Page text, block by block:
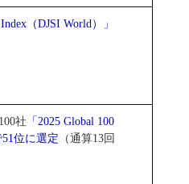
（DJSI World）」
社 「2025 Global 100
51位に選定 （通算13回